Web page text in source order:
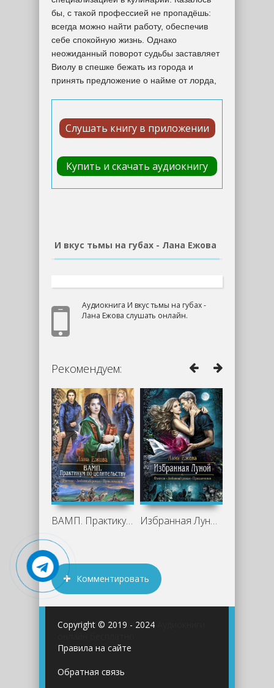
бы, с такой профессией не пропадёшь:
всегда можно найти работу, обеспечив
себе спокойную жизнь. Однако
неожиданный поворот судьбы заставляет
Виолу в спешке бежать из города и
принять предложение о найме от лорда,
Слушать книгу в приложении
Купить и скачать аудиокнигу
И вкус тьмы на губах - Лана Ежова
Аудиокнига И вкус тьмы на губах -
Лана Ежова слушать онлайн.
Рекомендуем:
ВАМП. Практикум по целительству - Лана Избранная Луной - Лана Ежова
Комментировать
Copyright © 2019 - 2024
Правила на сайте
Обратная связь